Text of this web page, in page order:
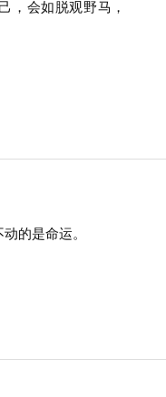
，会如脱观野马，
的是命运。